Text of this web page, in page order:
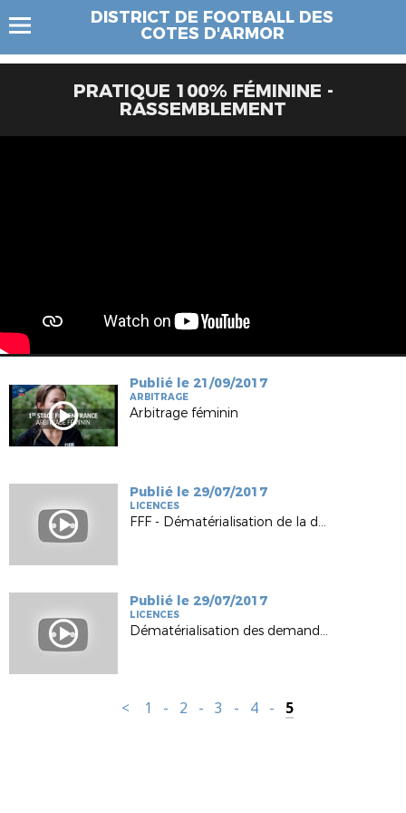
DISTRICT DE FOOTBALL DES
COTES D'ARMOR
PRATIQUE 100% FÉMININE -
RASSEMBLEMENT
Publié le 21/09/2017
ARBITRAGE
Arbitrage féminin
Publié le 29/07/2017
LICENCES
FFF - Dématérialisation de la demande de licence
Publié le 29/07/2017
LICENCES
Dématérialisation des demandes de licences - Formation Clubs
< 1 - 2 - 3 - 4 - 5